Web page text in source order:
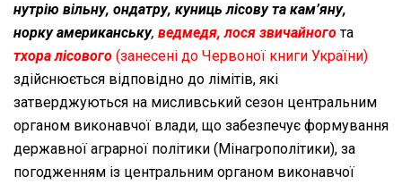
нутрію вільну, ондатру, куниць лісову та кам’яну,
норку американську, ведмедя, лося звичайногота
тхора лісового (занесені до Червоної книги України)
здійснюється відповідно до лімітів, які
затверджуються на мисливський сезон центральним
органом виконавчої влади, що забезпечує формування
державної аграрної політики (Мінагрополітики), за
погодженням із центральним органом виконавчої